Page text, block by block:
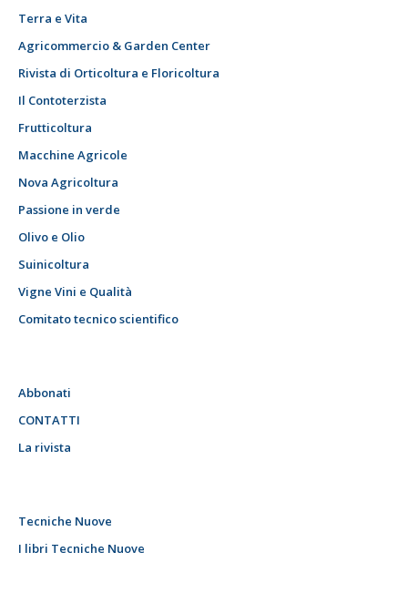
Terra e Vita
Agricommercio & Garden Center
Rivista di Orticoltura e Floricoltura
Il Contoterzista
Frutticoltura
Macchine Agricole
Nova Agricoltura
Passione in verde
Olivo e Olio
Suinicoltura
Vigne Vini e Qualità
Comitato tecnico scientifico
Abbonati
CONTATTI
La rivista
Tecniche Nuove
I libri Tecniche Nuove